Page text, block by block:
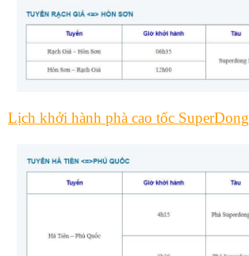
Lịch khởi hành phà cao tốc SuperDong